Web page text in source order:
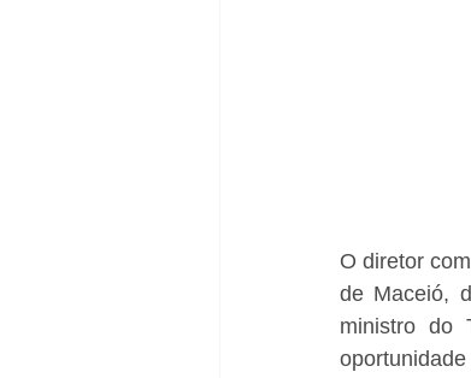
O diretor
de Maceió,
ministro do